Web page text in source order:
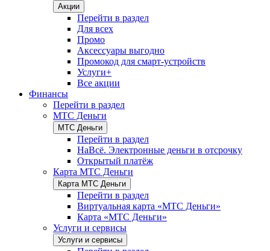
Акции
Перейти в раздел
Для всех
Промо
Аксессуары выгодно
Промокод для смарт-устройств
Услуги+
Все акции
Финансы
Перейти в раздел
МТС Деньги
МТС Деньги
Перейти в раздел
НаВсё. Электронные деньги в отсрочку
Открытый платёж
Карта МТС Деньги
Карта МТС Деньги
Перейти в раздел
Виртуальная карта «МТС Деньги»
Карта «МТС Деньги»
Услуги и сервисы
Услуги и сервисы